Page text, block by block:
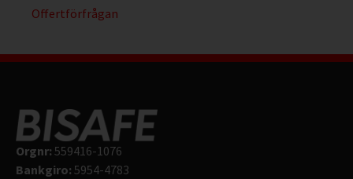
Offertförfrågan
Orgnr: 559416-1076
Bankgiro: 5954-4783